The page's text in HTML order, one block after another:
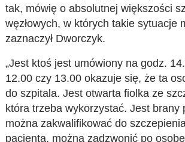
tak, mówię o absolutnej większości
węzłowych, w których takie sytuacje
zaznaczył Dworczyk.
„Jest ktoś jest umówiony na godz.
12.00 czy 13.00 okazuje się, że ta
do szpitala. Jest otwarta fiolka ze
która trzeba wykorzystać. Jest brany
można zakwalifikować do
pacjenta, można zadzwonić po